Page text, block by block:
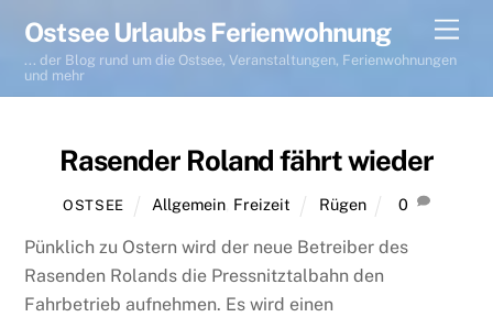
content
Ostsee Urlaubs Ferienwohnung
... der Blog rund um die Ostsee, Veranstaltungen, Ferienwohnungen
und mehr
Rasender Roland fährt wieder
OSTSEE Allgemein Freizeit Rügen 0
Pünklich zu Ostern wird der neue Betreiber des
Rasenden Rolands die Pressnitztalbahn den
Fahrbetrieb aufnehmen. Es wird einen